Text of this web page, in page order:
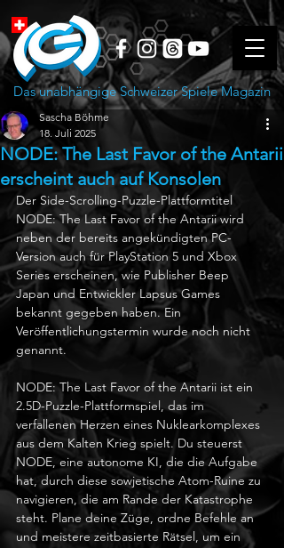
Das unabhängige Schweizer Spiele Magazin
NODE: The Last Favor of the Antarii
erscheint auch auf Konsolen
Sascha Böhme
18. Juli 2025
Der Side-Scrolling-Puzzle-Plattformtitel
NODE: The Last Favor of the Antarii wird
neben der bereits angekündigten PC-
Version auch für PlayStation 5 und Xbox
Series erscheinen, wie Publisher Beep
Japan und Entwickler Lapsus Games
bekannt gegeben haben. Ein
Veröffentlichungstermin wurde noch nicht
genannt.
NODE: The Last Favor of the Antarii ist ein
2.5D-Puzzle-Plattformspiel, das im
verfallenen Herzen eines Nuklearkomplexes
aus dem Kalten Krieg spielt. Du steuerst
NODE, eine autonome KI, die die Aufgabe
hat, durch diese sowjetische Atom-Ruine zu
navigieren, die am Rande der Katastrophe
steht. Plane deine Züge, ordne Befehle an
und meistere zeitbasierte Rätsel, um ein